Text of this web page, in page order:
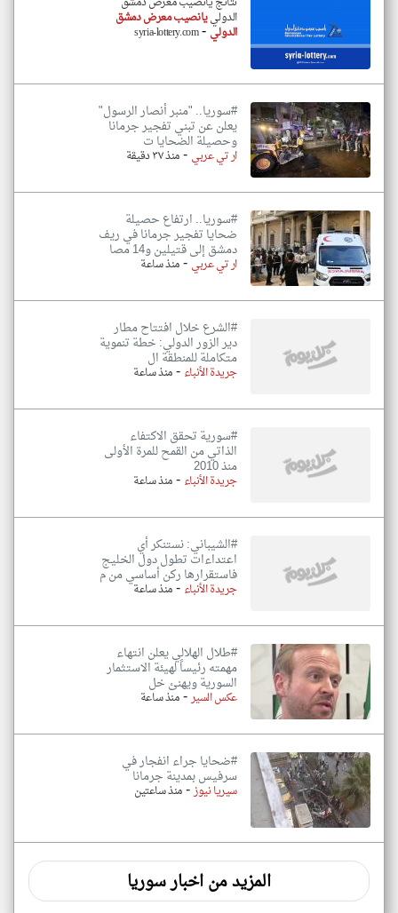
الدولييانصيب معرض دمشق
الدولي-
syria-lottery.com
#سوريا.. "منبر أنصار الرسول"
يعلن عن تبني تفجير جرمانا
وحصيلة الضحايا ت
ار تي عربي -منذ ٣٧ دقيقة
#سوريا.. ارتفاع حصيلة
ضحايا تفجير جرمانا في ريف
دمشق إلى قتيلين و14 مصا
ار تي عربي-منذ ساعة
#الشرع خلال افتتاح مطار
دير الزور الدولي: خطة تنموية
متكاملة للمنطقة ال
جريدة الأنباء -منذ ساعة
#سورية تحقق الاكتفاء
الذاتي من القمح للمرة الأولى
منذ 2010
جريدة الأنباء -منذ ساعة
#الشيباني: نستنكر أي
اعتداءات تطول دول الخليج
فاستقرارها ركن أساسي من م
جريدة الأنباء -منذ ساعة
#طلال الهلالي يعلن انتهاء
مهمته رئيساً لهيئة الاستثمار
السورية ويهنئ خل
عكس السير-منذ ساعة
#ضحايا جراء انفجار في
سرفيس بمدينة جرمانا
سيريا نيوز-منذ ساعتين
المزيد من اخبار سوريا